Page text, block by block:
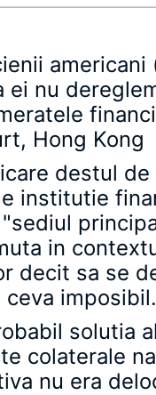
ei nu
Hong Kong
destul
institutie
in
decit sa se
ceva imposibil.
solutia
colaterale
nu era